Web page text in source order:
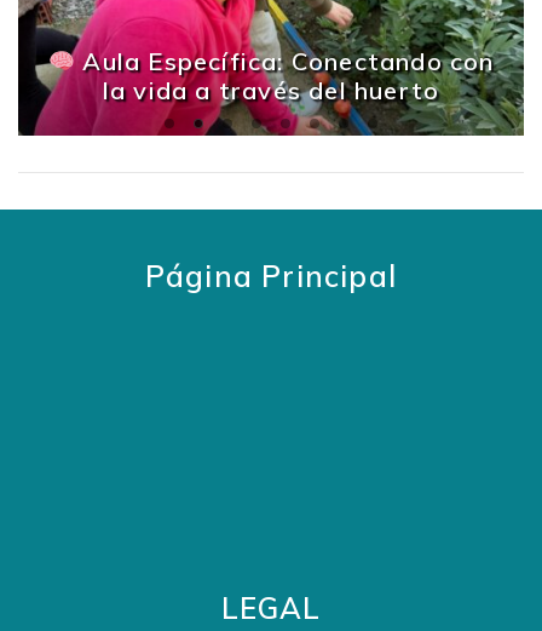
Aula Específica: Conectando con
la vida a través del huerto
Página Principal
LEGAL